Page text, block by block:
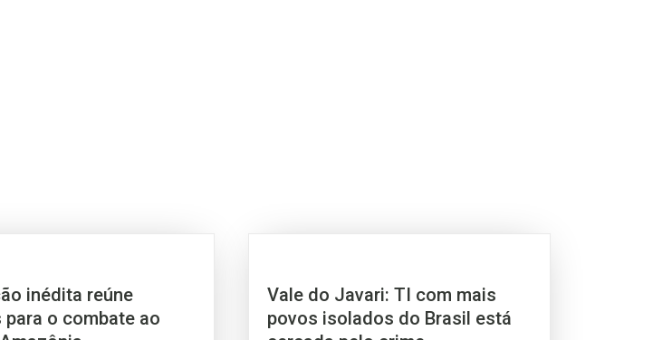
inédita reúne
o combate ao
Vale do Javari: TI com mais
povos isolados do Brasil está